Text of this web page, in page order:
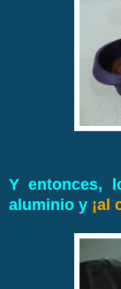
Y entonces,
aluminio y ¡al